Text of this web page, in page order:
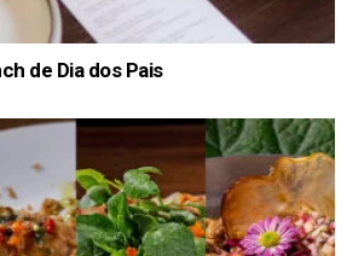
de Dia dos Pais